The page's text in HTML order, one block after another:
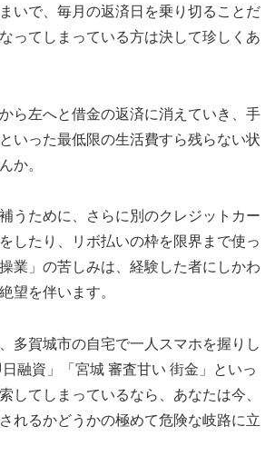
いで、毎月の返済日を乗り切ることだ
ってしまっている方は決して珍しくあ
ら左へと借金の返済に消えていき、手
いった最低限の生活費すら残らない状
か。
うために、さらに別のクレジットカー
したり、リボ払いの枠を限界まで使っ
業」の苦しみは、経験した者にしかわ
望を伴います。
多賀城市の自宅で一人スマホを握りし
融資」「宮城 審査甘い 街金」といっ
してしまっているなら、あなたは今、
れるかどうかの極めて危険な岐路に立